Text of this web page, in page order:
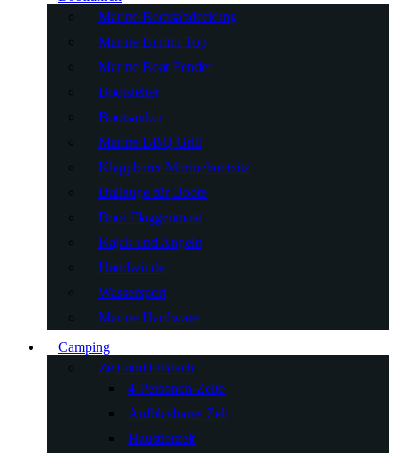
Marine Bootsabdeckung
Marine Bimini Top
Marine Boat Fender
Bootsleiter
Bootsanker
Marine BBQ Grill
Klappbarer Marinebootsitz
Bullauge für Boote
Boot Flaggenmast
Kajak und Angeln
Handwinde
Wassersport
Marine Hardware
Camping
Zelt und Obdach
4-Personen-Zelte
Aufblasbares Zelt
Haustierzelt